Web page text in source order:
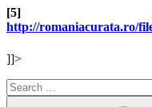
[5]
http://romaniacurata.ro/
]]>
Search
for: